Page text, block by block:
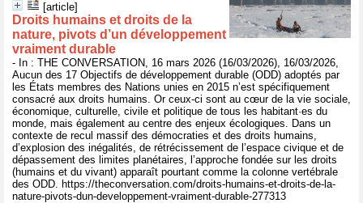
[article]
Droits humains et droits de la
nature, pivots d’un développement
vraiment durable
- In : THE CONVERSATION, 16 mars 2026 (16/03/2026), 16/03/2026,
Aucun des 17 Objectifs de développement durable (ODD) adoptés par
les États membres des Nations unies en 2015 n’est spécifiquement
consacré aux droits humains. Or ceux-ci sont au cœur de la vie sociale,
économique, culturelle, civile et politique de tous les habitant·es du
monde, mais également au centre des enjeux écologiques. Dans un
contexte de recul massif des démocraties et des droits humains,
d’explosion des inégalités, de rétrécissement de l’espace civique et de
dépassement des limites planétaires, l’approche fondée sur les droits
(humains et du vivant) apparaît pourtant comme la colonne vertébrale
des ODD. https://theconversation.com/droits-humains-et-droits-de-la-
nature-pivots-dun-developpement-vraiment-durable-277313